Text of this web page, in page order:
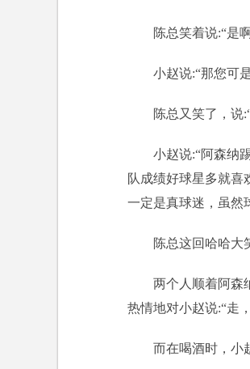
陈总笑着说:“是
小赵说:“那您可
陈总又笑了，说
小赵说:“阿森纳
队成绩好球星多就喜
一定是真球迷，虽然
陈总这回哈哈大
两个人顺着阿森
热情地对小赵说:“走
而在喝酒时，小